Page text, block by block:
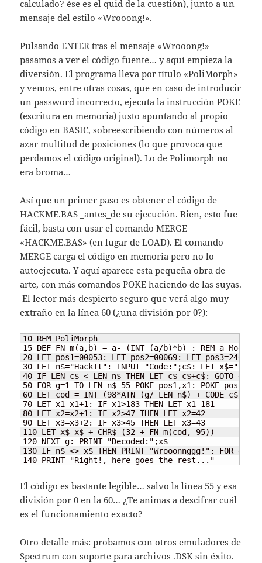
calculado? ése es el quid de la cuestión), junto a un
mensaje del estilo «Wrooong!».
Pulsando ENTER tras el mensaje «Wrooong!»
pasamos a ver el código fuente… y aquí empieza la
diversión. El programa lleva por título «PoliMorph»
y vemos, entre otras cosas, que en caso de introducir
un password incorrecto, ejecuta la instrucción POKE
(escritura en memoria) justo apuntando al propio
código en BASIC, sobreescribiendo con números al
azar multitud de posiciones (lo que provoca que
perdamos el código original). Lo de Polimorph no
era broma…
Así que un primer paso es obtener el código de
HACKME.BAS _antes_de su ejecución. Bien, esto fue
fácil, basta con usar el comando MERGE
«HACKME.BAS» (en lugar de LOAD). El comando
MERGE carga el código en memoria pero no lo
autoejecuta. Y aquí aparece esta pequeña obra de
arte, con más comandos POKE haciendo de las suyas.
El lector más despierto seguro que verá algo muy
extraño en la línea 60 (¿una división por 0?):
10 REM PoliMorph
15 DEF FN m(a,b) = a- (INT (a/b)*b) : REM a Mod b
20 LET pos1=00053: LET pos2=00069: LET
30 LET n$="HackIt": INPUT "Code:";c$: LET x$=""
40 IF LEN c$ < LEN n$ THEN LET c$=c$+c$: GOTO 40
50 FOR g=1 TO LEN n$ 55 POKE pos1,x1: POKE
60 LET cod = INT (98*ATN (g/ LEN n$) + CODE
70 LET x1=x1+1: IF x1>183 THEN LET x1=181
80 LET x2=x2+1: IF x2>47 THEN LET x2=42
90 LET x3=x3+2: IF x3>45 THEN LET x3=43
110 LET x$=x$ + CHR$ (32 + FN m(cod, 95))
120 NEXT g: PRINT "Decoded:";x$
130 IF n$ <> x$ THEN PRINT "Wrooonnggg!": FOR
140 PRINT "Right!, here goes the rest..."
El código es bastante legible… salvo la línea 55 y esa
división por 0 en la 60… ¿Te animas a descifrar cuál
es el funcionamiento exacto?
Otro detalle más: probamos con otros emuladores de
Spectrum con soporte para archivos .DSK sin éxito.